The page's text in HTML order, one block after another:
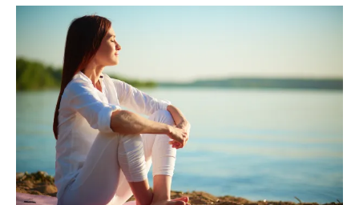
est
important?